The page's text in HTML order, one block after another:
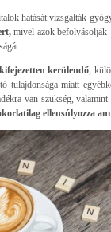
hatását vizsgálták
mivel azok befolyásolják
kerülendő ,
tulajdonsága miatt
van szükség,
ellensúlyozza